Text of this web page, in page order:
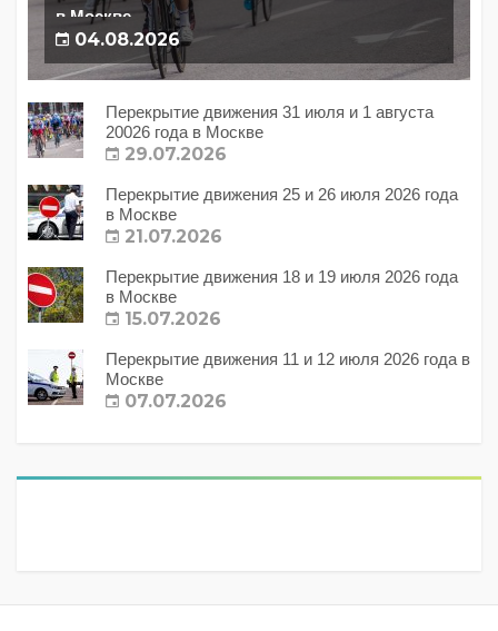
в Москве
04.08.2026
Перекрытие движения 31 июля и 1 августа
20026 года в Москве
29.07.2026
Перекрытие движения 25 и 26 июля 2026 года
в Москве
21.07.2026
Перекрытие движения 18 и 19 июля 2026 года
в Москве
15.07.2026
Перекрытие движения 11 и 12 июля 2026 года в
Москве
07.07.2026